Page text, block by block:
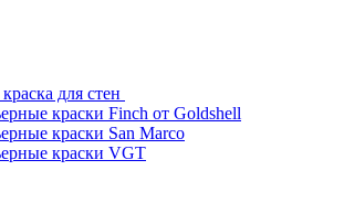
для стен
краски Finch от Goldshell
краски San Marco
краски VGT